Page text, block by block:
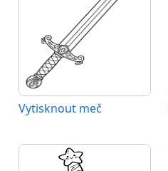
Vytisknout meč